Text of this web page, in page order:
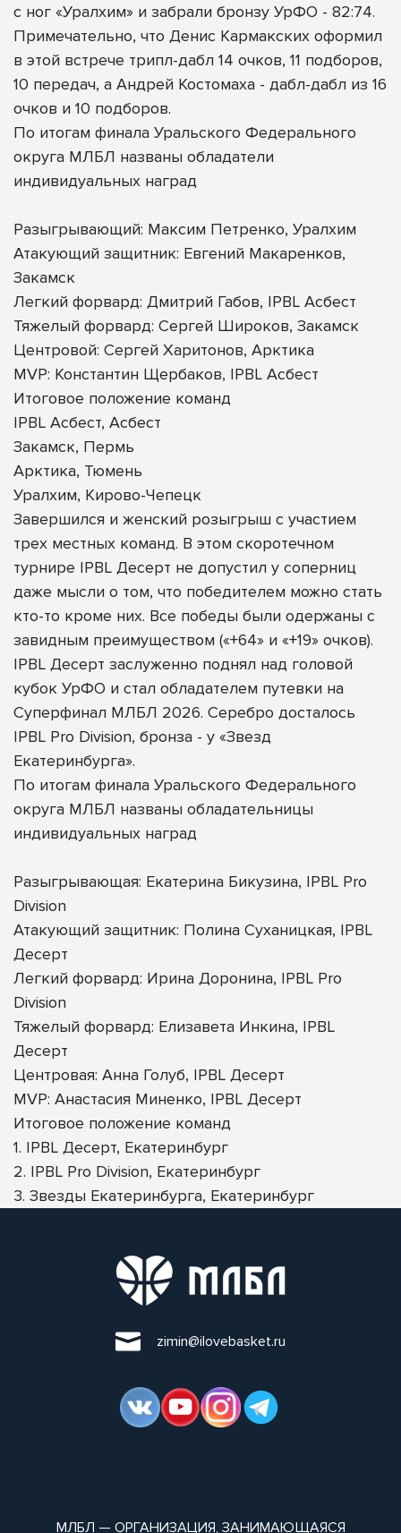
с ног «Уралхим» и забрали бронзу УрФО - 82:74.
Примечательно, что Денис Кармакских оформил
в этой встрече трипл-дабл 14 очков, 11 подборов,
10 передач, а Андрей Костомаха - дабл-дабл из 16
очков и 10 подборов.
По итогам финала Уральского Федерального
округа МЛБЛ названы обладатели
индивидуальных наград
Разыгрывающий: Максим Петренко, Уралхим
Атакующий защитник: Евгений Макаренков,
Закамск
Легкий форвард: Дмитрий Габов, IPBL Асбест
Тяжелый форвард: Сергей Широков, Закамск
Центровой: Сергей Харитонов, Арктика
MVP: Константин Щербаков, IPBL Асбест
Итоговое положение команд
IPBL Асбест, Асбест
Закамск, Пермь
Арктика, Тюмень
Уралхим, Кирово-Чепецк
Завершился и женский розыгрыш с участием
трех местных команд. В этом скоротечном
турнире IPBL Десерт не допустил у соперниц
даже мысли о том, что победителем можно стать
кто-то кроме них. Все победы были одержаны с
завидным преимуществом («+64» и «+19» очков).
IPBL Десерт заслуженно поднял над головой
кубок УрФО и стал обладателем путевки на
Суперфинал МЛБЛ 2026. Серебро досталось
IPBL Pro Division, бронза - у «Звезд
Екатеринбурга».
По итогам финала Уральского Федерального
округа МЛБЛ названы обладательницы
индивидуальных наград
Разыгрывающая: Екатерина Бикузина, IPBL Pro
Division
Атакующий защитник: Полина Суханицкая, IPBL
Десерт
Легкий форвард: Ирина Доронина, IPBL Pro
Division
Тяжелый форвард: Елизавета Инкина, IPBL
Десерт
Центровая: Анна Голуб, IPBL Десерт
MVP: Анастасия Миненко, IPBL Десерт
Итоговое положение команд
1. IPBL Десерт, Екатеринбург
2. IPBL Pro Division, Екатеринбург
3. Звезды Екатеринбурга, Екатеринбург
zimin@ilovebasket.ru
МЛБЛ — ОРГАНИЗАЦИЯ, ЗАНИМАЮЩАЯСЯ